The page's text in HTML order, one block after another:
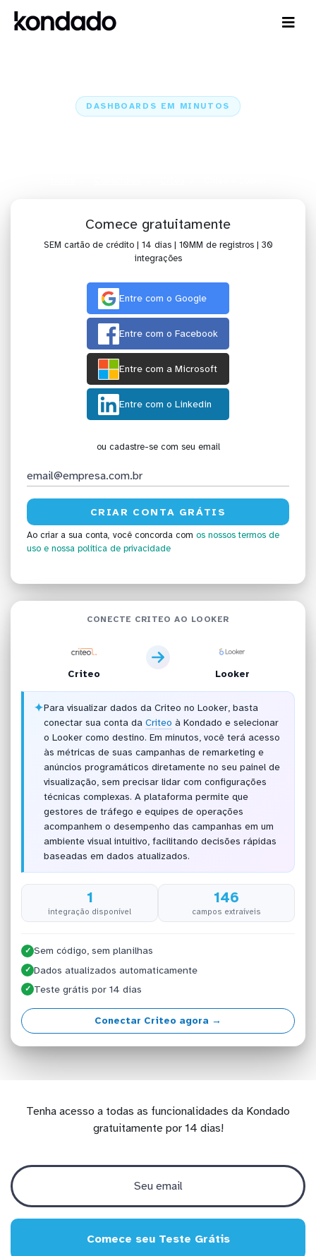
DASHBOARDS EM MINUTOS
Comece gratuitamente
SEM cartão de crédito | 14 dias | 10MM de registros | 30
integrações
Entre com o Google
Entre com o Facebook
Entre com a Microsoft
Entre com o Linkedin
ou cadastre-se com seu email
Ao criar a sua conta, você concorda com os nossos termos de
uso e nossa política de privacidade
CONECTE CRITEO AO LOOKER
Criteo Looker
✦Para visualizar dados da Criteo no Looker, basta
conectar sua conta da Criteo à Kondado e selecionar
o Looker como destino. Em minutos, você terá acesso
às métricas de suas campanhas de remarketing e
anúncios programáticos diretamente no seu painel de
visualização, sem precisar lidar com configurações
técnicas complexas. A plataforma permite que
gestores de tráfego e equipes de operações
acompanhem o desempenho das campanhas em um
ambiente visual intuitivo, facilitando decisões rápidas
baseadas em dados atualizados.
1
integração disponível
146
campos extraíveis
✓ Sem código, sem planilhas
✓ Dados atualizados automaticamente
✓ Teste grátis por 14 dias
Conectar Criteo agora →
Tenha acesso a todas as funcionalidades da Kondado
gratuitamente por 14 dias!
Comece seu Teste Grátis